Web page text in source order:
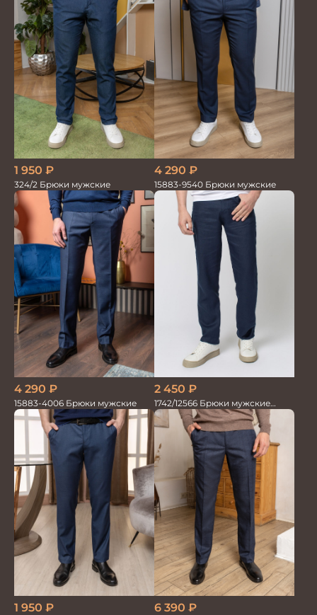
1 950 ₽
324/2 Брюки мужские
4 290 ₽
15883-9540 Брюки мужские
4 290 ₽
15883-4006 Брюки мужские
2 450 ₽
1742/12566 Брюки мужские
100%лён т.синие
1 950 ₽ 6 390 ₽